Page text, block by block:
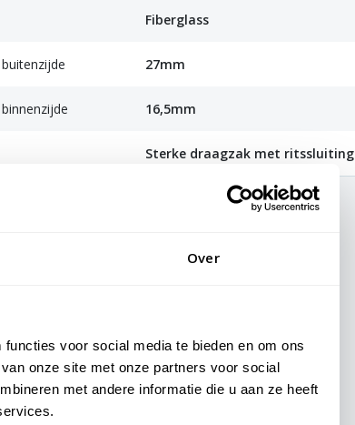
Over
voor social media te bieden en om ons
onze site met onze partners voor social
met andere informatie die u aan ze heeft
Fiberglass
27mm
16,5mm
Sterke draagzak met ritssluiting